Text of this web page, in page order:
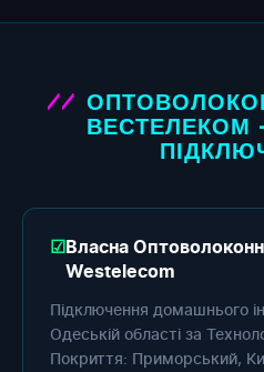
ВЕСТЕЛЕКОМ
Власна
Westelecom
Підключення домашнього
Одеській області за
Покриття: Приморський,